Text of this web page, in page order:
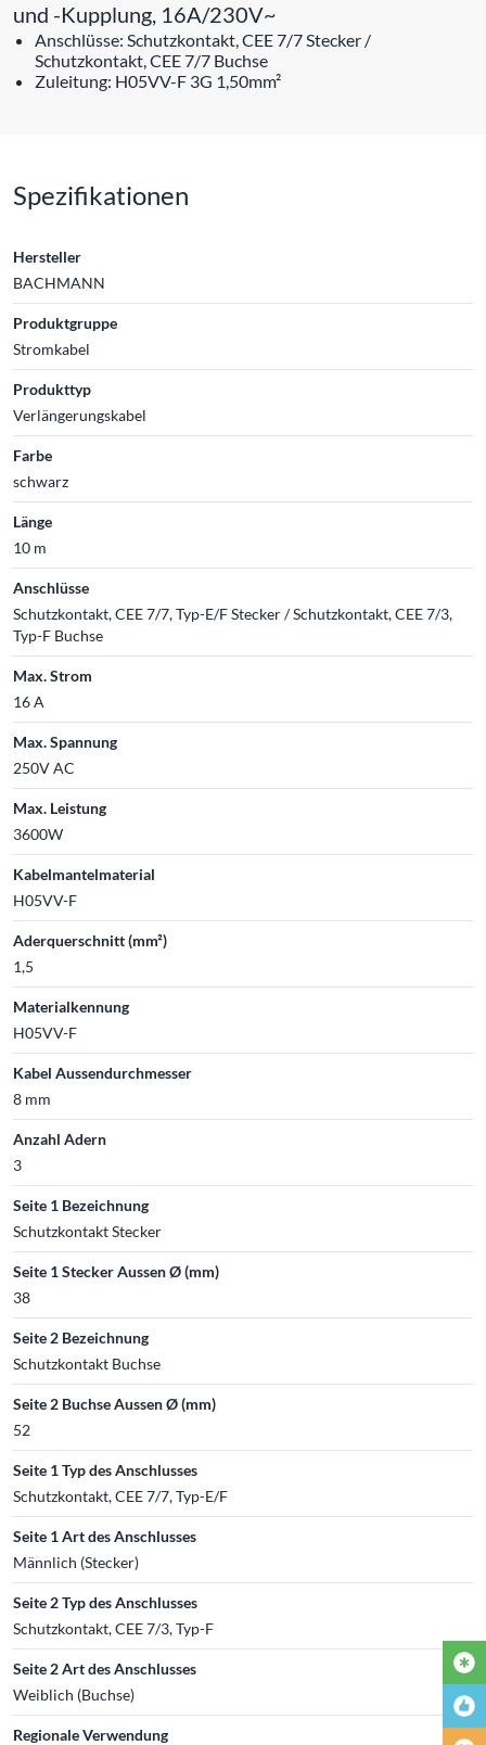
und -Kupplung, 16A/230V~
Anschlüsse: Schutzkontakt, CEE 7/7 Stecker /
Schutzkontakt, CEE 7/7 Buchse
Zuleitung: H05VV-F 3G 1,50mm²
Spezifikationen
Hersteller
BACHMANN
Produktgruppe
Stromkabel
Produkttyp
Verlängerungskabel
Farbe
schwarz
Länge
10 m
Anschlüsse
Schutzkontakt, CEE 7/7, Typ-E/F Stecker / Schutzkontakt, CEE 7/3,
Typ-F Buchse
Max. Strom
16 A
Max. Spannung
250V AC
Max. Leistung
3600W
Kabelmantelmaterial
H05VV-F
Aderquerschnitt (mm²)
1,5
Materialkennung
H05VV-F
Kabel Aussendurchmesser
8 mm
Anzahl Adern
3
Seite 1 Bezeichnung
Schutzkontakt Stecker
Seite 1 Stecker Aussen Ø (mm)
38
Seite 2 Bezeichnung
Schutzkontakt Buchse
Seite 2 Buchse Aussen Ø (mm)
52
Seite 1 Typ des Anschlusses
Schutzkontakt, CEE 7/7, Typ-E/F
Seite 1 Art des Anschlusses
Männlich (Stecker)
Seite 2 Typ des Anschlusses
Schutzkontakt, CEE 7/3, Typ-F
Seite 2 Art des Anschlusses
Weiblich (Buchse)
Regionale Verwendung